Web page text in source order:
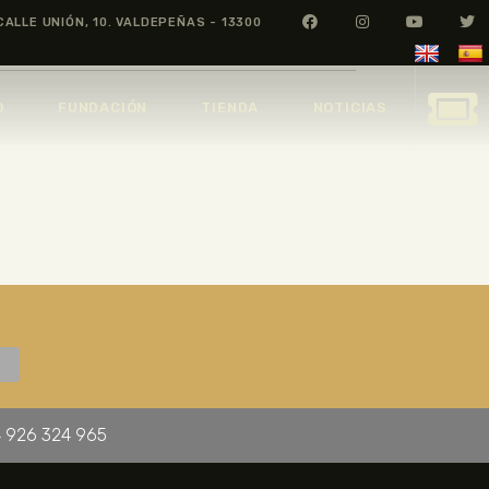
UNIÓN, 10. VALDEPEÑAS - 13300
926 324 965